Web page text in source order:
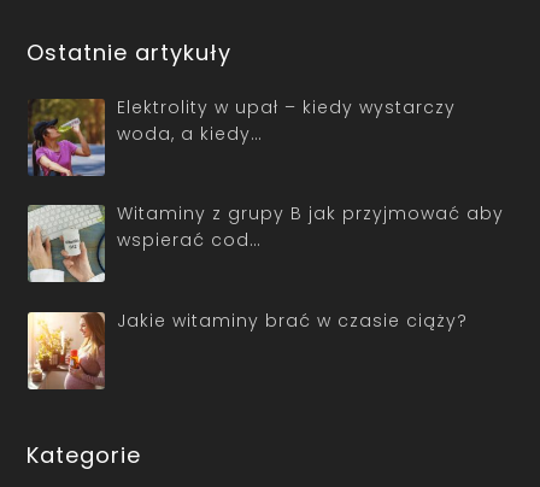
Ostatnie artykuły
Elektrolity w upał – kiedy wystarczy
woda, a kiedy…
Witaminy z grupy B jak przyjmować aby
wspierać cod…
Jakie witaminy brać w czasie ciąży?
Kategorie